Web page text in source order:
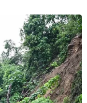
mặt bằng Dự án
1